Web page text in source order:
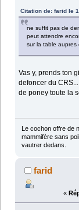
Citation de: farid le
ne suffit pas de
peut attendre
sur la table aupres
Vas y, prends ton
defoncer du
de poney toute la
Le cochon offre de
mammifère sans
vautrer dedans.
farid
«